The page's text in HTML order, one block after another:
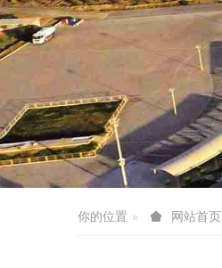
你的位置 网站首页